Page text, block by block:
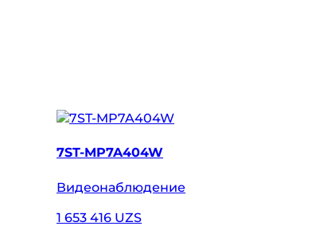
7ST-MP7A404W
Видеонаблюдение
1 653 416 UZS